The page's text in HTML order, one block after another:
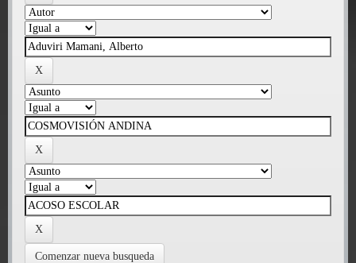
Comenzar nueva busqueda